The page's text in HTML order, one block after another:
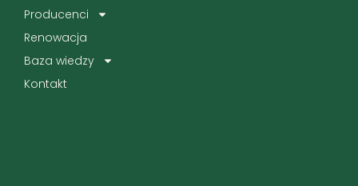
Producenci
Renowacja
Baza wiedzy
Kontakt